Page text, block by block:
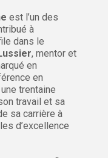
est l’un des
à
dans le
, mentor et
en
en
trentaine
travail et sa
sa carrière à
d’excellence